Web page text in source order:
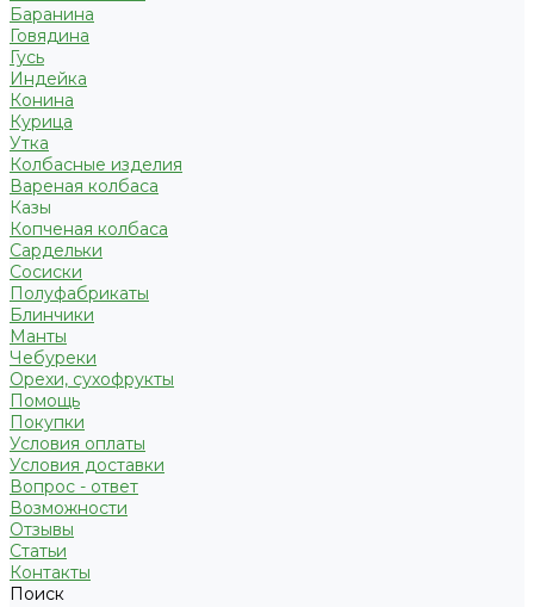
Баранина
Говядина
Гусь
Индейка
Конина
Курица
Утка
Колбасные изделия
Вареная колбаса
Казы
Копченая колбаса
Сардельки
Сосиски
Полуфабрикаты
Блинчики
Манты
Чебуреки
Орехи, сухофрукты
Помощь
Покупки
Условия оплаты
Условия доставки
Вопрос - ответ
Возможности
Отзывы
Статьи
Контакты
Поиск